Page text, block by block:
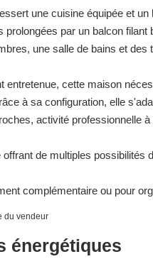
une cuisine équipée et
prolongées par un balcon
une salle de bains et des
entretenue, cette maison
à sa configuration, elle
activité professionnelle
offrant de multiples possibilités
complémentaire ou pour
du vendeur
énergétiques